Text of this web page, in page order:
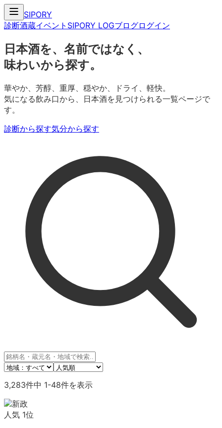
SIPORY
診断酒蔵イベント SIPORY LOGブログログイン
日本酒を、名前ではなく、
味わいから探す。
華やか、芳醇、重厚、穏やか、ドライ、軽快。
気になる飲み口から、日本酒を見つけられる一覧ページで
す。
診断から探す気分から探す
3,283件中 1-48件を表示
人気 1位